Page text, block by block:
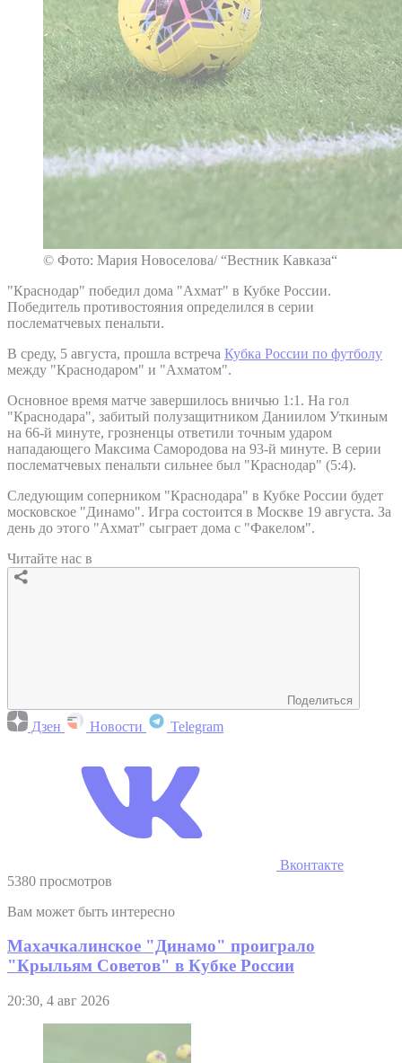
© Фото: Мария Новоселова/ “Вестник Кавказа“
"Краснодар" победил дома "Ахмат" в Кубке России.
Победитель противостояния определился в серии
послематчевых пенальти.
В среду, 5 августа, прошла встреча Кубка России по футболу
между "Краснодаром" и "Ахматом".
Основное время матче завершилось вничью 1:1. На гол
"Краснодара", забитый полузащитником Даниилом Уткиным
на 66-й минуте, грозненцы ответили точным ударом
нападающего Максима Самородова на 93-й минуте. В серии
послематчевых пенальти сильнее был "Краснодар" (5:4).
Следующим соперником "Краснодара" в Кубке России будет
московское "Динамо". Игра состоится в Москве 19 августа. За
день до этого "Ахмат" сыграет дома с "Факелом".
Читайте нас в
Поделиться
Дзен Новости Telegram
Вконтакте
5380 просмотров
Вам может быть интересно
Махачкалинское "Динамо" проиграло
"Крыльям Советов" в Кубке России
20:30, 4 авг 2026